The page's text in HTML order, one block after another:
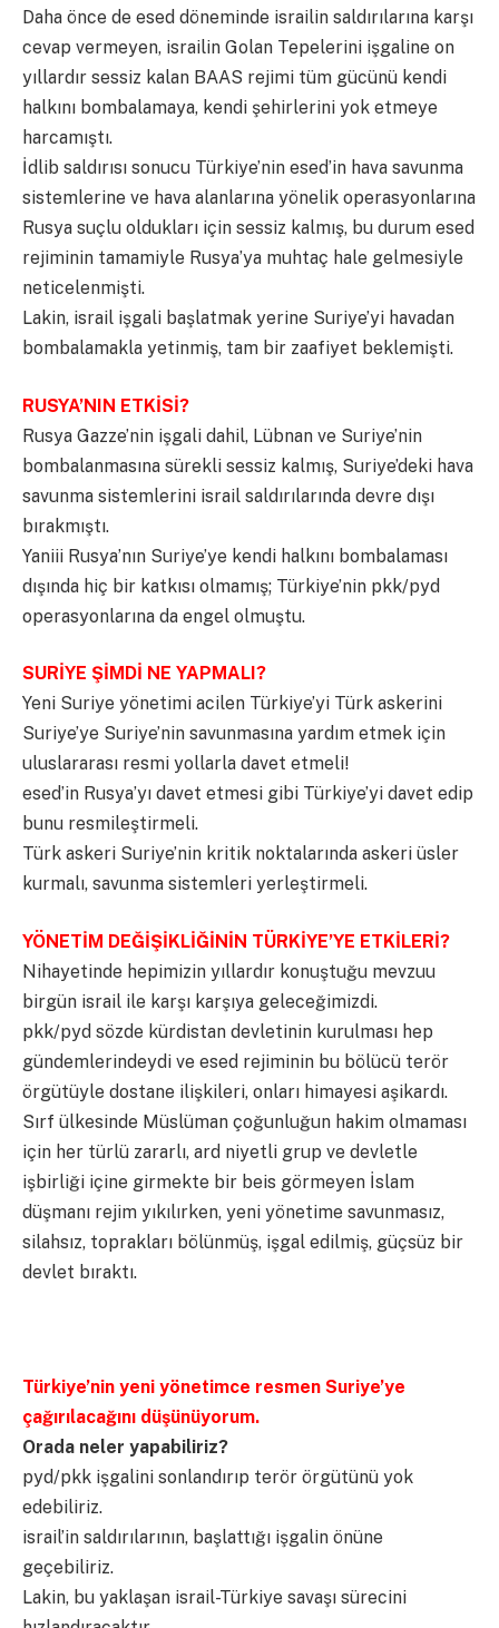
Daha önce de esed döneminde israilin saldırılarına karşı
cevap vermeyen, israilin Golan Tepelerini işgaline on
yıllardır sessiz kalan BAAS rejimi tüm gücünü kendi
halkını bombalamaya, kendi şehirlerini yok etmeye
harcamıştı.
İdlib saldırısı sonucu Türkiye’nin esed’in hava savunma
sistemlerine ve hava alanlarına yönelik operasyonlarına
Rusya suçlu oldukları için sessiz kalmış, bu durum esed
rejiminin tamamiyle Rusya’ya muhtaç hale gelmesiyle
neticelenmişti.
Lakin, israil işgali başlatmak yerine Suriye’yi havadan
bombalamakla yetinmiş, tam bir zaafiyet beklemişti.
RUSYA’NIN ETKİSİ?
Rusya Gazze’nin işgali dahil, Lübnan ve Suriye’nin
bombalanmasına sürekli sessiz kalmış, Suriye’deki hava
savunma sistemlerini israil saldırılarında devre dışı
bırakmıştı.
Yaniii Rusya’nın Suriye’ye kendi halkını bombalaması
dışında hiç bir katkısı olmamış; Türkiye’nin pkk/pyd
operasyonlarına da engel olmuştu.
SURİYE ŞİMDİ NE YAPMALI?
Yeni Suriye yönetimi acilen Türkiye’yi Türk askerini
Suriye’ye Suriye’nin savunmasına yardım etmek için
uluslararası resmi yollarla davet etmeli!
esed’in Rusya’yı davet etmesi gibi Türkiye’yi davet edip
bunu resmileştirmeli.
Türk askeri Suriye’nin kritik noktalarında askeri üsler
kurmalı, savunma sistemleri yerleştirmeli.
YÖNETİM DEĞİŞİKLİĞİNİN TÜRKİYE’YE ETKİLERİ?
Nihayetinde hepimizin yıllardır konuştuğu mevzuu
birgün israil ile karşı karşıya geleceğimizdi.
pkk/pyd sözde kürdistan devletinin kurulması hep
gündemlerindeydi ve esed rejiminin bu bölücü terör
örgütüyle dostane ilişkileri, onları himayesi aşikardı.
Sırf ülkesinde Müslüman çoğunluğun hakim olmaması
için her türlü zararlı, ard niyetli grup ve devletle
işbirliği içine girmekte bir beis görmeyen İslam
düşmanı rejim yıkılırken, yeni yönetime savunmasız,
silahsız, toprakları bölünmüş, işgal edilmiş, güçsüz bir
devlet bıraktı.
Türkiye’nin yeni yönetimce resmen Suriye’ye
çağırılacağını düşünüyorum.
Orada neler yapabiliriz?
pyd/pkk işgalini sonlandırıp terör örgütünü yok
edebiliriz.
israil’in saldırılarının, başlattığı işgalin önüne
geçebiliriz.
Lakin, bu yaklaşan israil-Türkiye savaşı sürecini